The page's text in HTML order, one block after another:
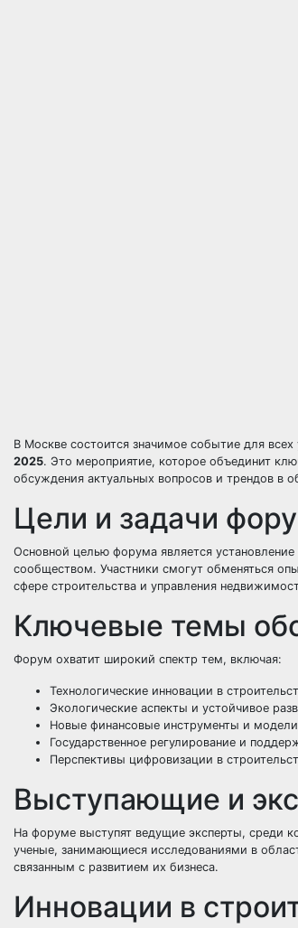
В Москве состоится значимое событие для
2025. Это мероприятие, которое объединит
обсуждения актуальных вопросов и трендов в
Цели и задачи
Основной целью форума является установление
сообществом. Участники смогут обменяться
сфере строительства и управления
Ключевые темы
Форум охватит широкий спектр тем, включая:
Технологические инновации в
Экологические аспекты и устойчивое
Новые финансовые инструменты и
Государственное регулирование и
Перспективы цифровизации в
Выступающие и
На форуме выступят ведущие эксперты, среди
ученые, занимающиеся исследованиями в
связанным с развитием их бизнеса.
Инновации в